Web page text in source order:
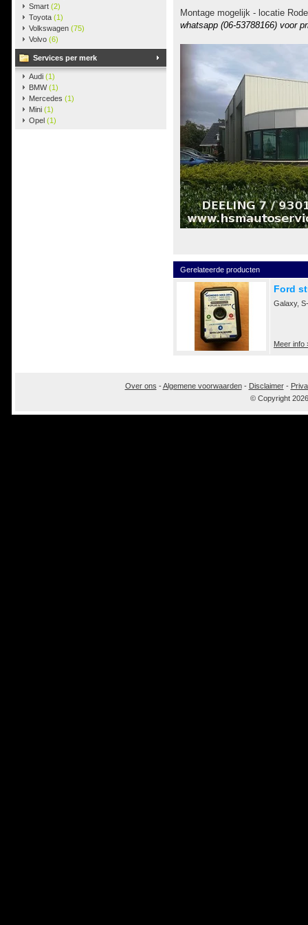
Smart (2)
Toyota (1)
Volkswagen (75)
Volvo (6)
Services per merk
Audi (1)
BMW(1)
Mercedes (1)
Mini (1)
Opel (1)
Montage mogelijk - locatie
whatsapp (06-53788166) voor
Gerelateerde producten
Ford
Galaxy,
Meer info
Over ons -Algemene voorwaarden- Disclaimer-
© Copyright